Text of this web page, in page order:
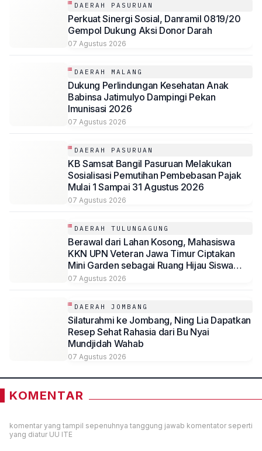
DAERAH PASURUAN
Perkuat Sinergi Sosial, Danramil 0819/20
Gempol Dukung Aksi Donor Darah
07 Agustus 2026
DAERAH MALANG
Dukung Perlindungan Kesehatan Anak
Babinsa Jatimulyo Dampingi Pekan
Imunisasi 2026
07 Agustus 2026
DAERAH PASURUAN
KB Samsat Bangil Pasuruan Melakukan
Sosialisasi Pemutihan Pembebasan Pajak
Mulai 1 Sampai 31 Agustus 2026
07 Agustus 2026
DAERAH TULUNGAGUNG
Berawal dari Lahan Kosong, Mahasiswa
KKN UPN Veteran Jawa Timur Ciptakan
Mini Garden sebagai Ruang Hijau Siswa
SMP Al-Azhaar Tulungagung
07 Agustus 2026
DAERAH JOMBANG
Silaturahmi ke Jombang, Ning Lia Dapatkan
Resep Sehat Rahasia dari Bu Nyai
Mundjidah Wahab
07 Agustus 2026
KOMENTAR
komentar yang tampil sepenuhnya tanggung jawab komentator seperti
yang diatur UU ITE